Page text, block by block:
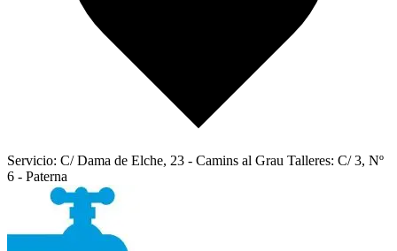
Servicio: C/ Dama de Elche, 23 - Camins al Grau Talleres: C/ 3, Nº
6 - Paterna